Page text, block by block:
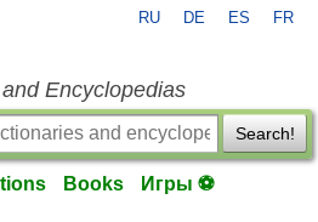
RU DE ES FR
Encyclopedias
Search!
Books Игры ⚽